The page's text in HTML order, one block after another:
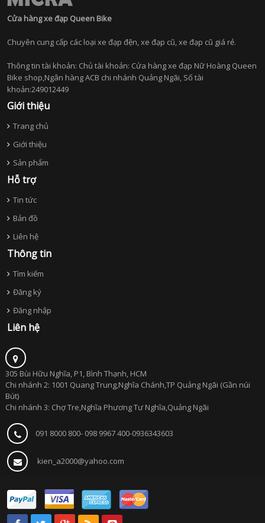
Cửa hàng xe đạp Queen Bike
Chuyên cung cấp các loại xe đạp đện, xe đạp cũ, xe đạp cũ giá rẻ.
Thông tin tài khoản: Chủ tài khoản: Cửa hàng xe đạp Nữ Hoàng Queen
Bike shop,Ngân hàng ACB chi nhánh Quảng Ngãi, Số tài
khoản:249012449
Giới thiệu
Trang chủ
Giới thiệu
Sản phẩm
Hỗ trợ
Tin tức
Bản đồ
Liên hệ
Thông tin
Tìm kiếm
Đăng ký
Đăng nhập
Liên hệ
305 Bùi Hữu Nghĩa, P1, Bình Thạnh, HCM
Chi nhánh 2: 1001 Quang Trung,Nghĩa Chánh,TP Quảng Ngãi (Gần núi
Bút)
Chi nhánh 3: Chợ Tre,Nghĩa Phương Tư Nghĩa,Quảng Ngãi
091 8000 800- 098 9967 400-0936343603
kien_a2000@yahoo.com